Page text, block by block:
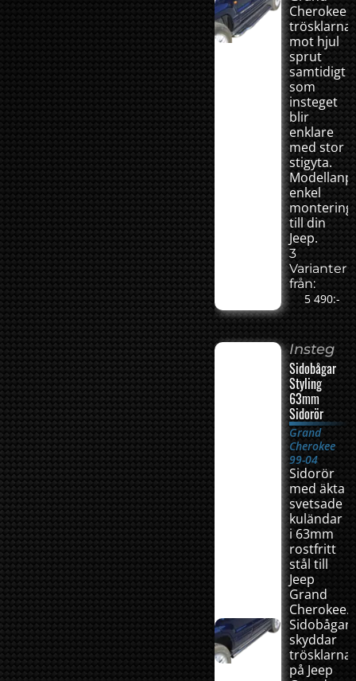
Cherokee
trösklarna
mot hjul
sprut
samtidigt
som
insteget
blir
enklare
med stor
stigyta.
enkel
montering
till din
Jeep.
3
Varianter
från:
5 490:-
Insteg
Sidobågar
Styling
63mm
Sidorör
Grand
Cherokee
99-04
Sidorör
med äkta
svetsade
kuländar
i 63mm
rostfritt
stål till
Jeep
Grand
Cherokee.
skyddar
trösklarna
på Jeep